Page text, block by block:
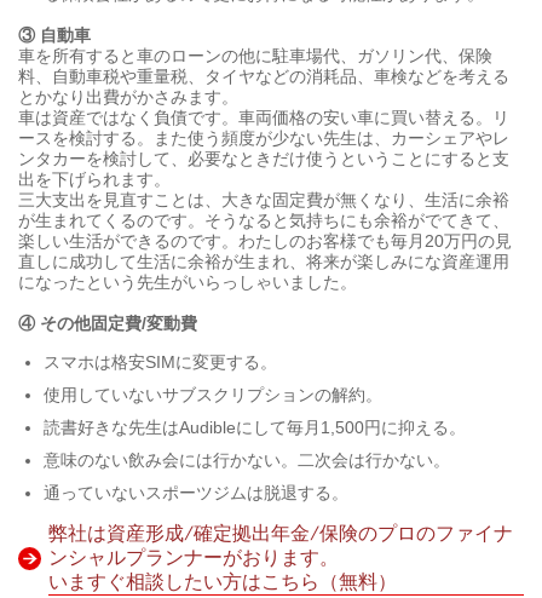
③ 自動車
車を所有すると車のローンの他に駐車場代、ガソリン代、保険
料、自動車税や重量税、タイヤなどの消耗品、車検などを考える
とかなり出費がかさみます。
車は資産ではなく負債です。車両価格の安い車に買い替える。リ
ースを検討する。また使う頻度が少ない先生は、カーシェアやレ
ンタカーを検討して、必要なときだけ使うということにすると支
出を下げられます。
三大支出を見直すことは、大きな固定費が無くなり、生活に余裕
が生まれてくるのです。そうなると気持ちにも余裕がでてきて、
楽しい生活ができるのです。わたしのお客様でも毎月20万円の見
直しに成功して生活に余裕が生まれ、将来が楽しみにな資産運用
になったという先生がいらっしゃいました。
④ その他固定費/変動費
スマホは格安SIMに変更する。
使用していないサブスクリプションの解約。
読書好きな先生はAudibleにして毎月1,500円に抑える。
意味のない飲み会には行かない。二次会は行かない。
通っていないスポーツジムは脱退する。
弊社は資産形成/確定拠出年金/保険のプロのファイナ
ンシャルプランナーがおります。
いますぐ相談したい方はこちら（無料）